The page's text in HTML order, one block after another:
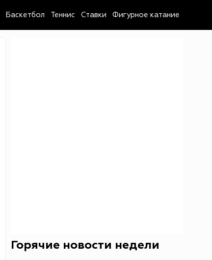
Баскетбол Теннис Ставки Фигурное катание
Горячие новости недели